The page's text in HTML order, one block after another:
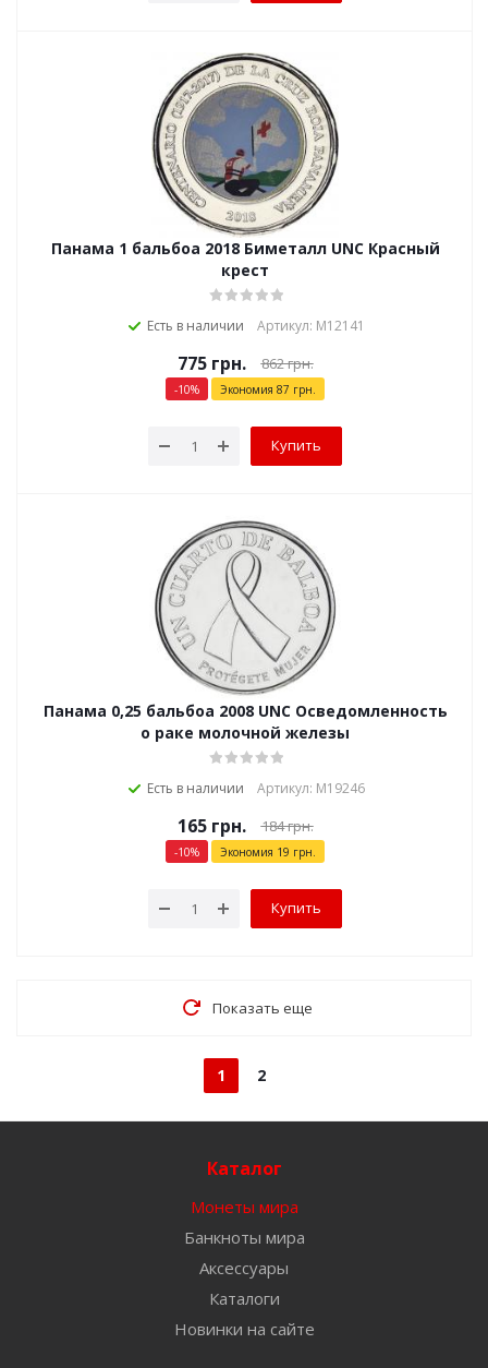
Панама 1 бальбоа 2018 Биметалл UNC Красный
крест
Есть в наличии Артикул: М12141
775грн. 862грн.
-10% Экономия 87 грн.
Купить
Панама 0,25 бальбоа 2008 UNC Осведомленность
о раке молочной железы
Есть в наличии Артикул: М19246
165грн. 184грн.
-10% Экономия 19 грн.
Купить
Показать еще
1 2
Каталог
Монеты мира
Банкноты мира
Аксессуары
Каталоги
Новинки на сайте